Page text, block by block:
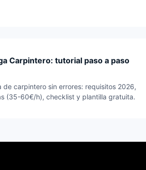
Carpintero: tutorial paso a paso
de carpintero sin errores: requisitos 2026,
(35-60€/h), checklist y plantilla gratuita.